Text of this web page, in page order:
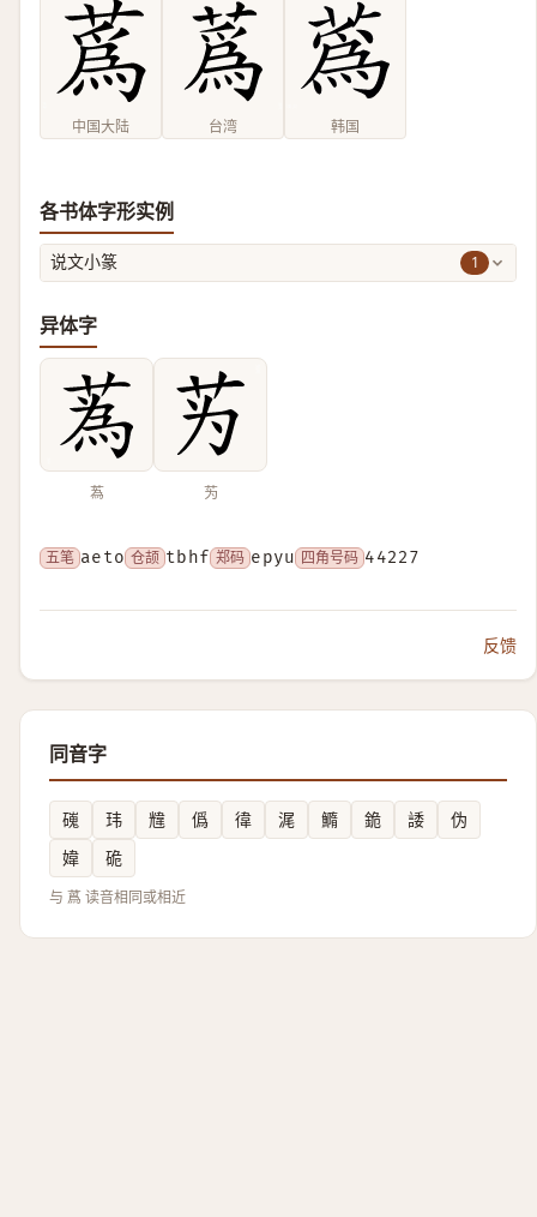
中国大陆 台湾 韩国
各书体字形实例
说文小篆 1
异体字
蒍 𫇭
五笔 aeto 仓颉 tbhf 郑码 epyu 四角号码 44227
反馈
同音字
䃬 玮 韑 僞 徫 浘 䲊 䤥 諉
伪
媁
硊
与 蔿 读音相同或相近